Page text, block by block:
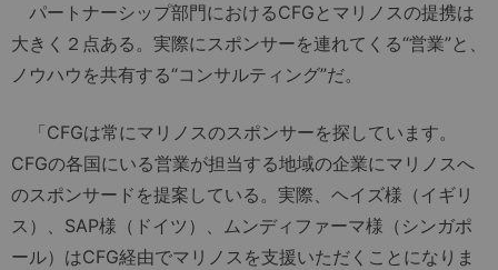
パートナーシップ部門におけるCFGとマリノスの提携は
大きく２点ある。実際にスポンサーを連れてくる“営業”と、
ノウハウを共有する“コンサルティング”だ。
「CFGは常にマリノスのスポンサーを探しています。
CFGの各国にいる営業が担当する地域の企業にマリノスへ
のスポンサードを提案している。実際、ヘイズ様（イギリ
ス）、SAP様（ドイツ）、ムンディファーマ様（シンガポ
ール）はCFG経由でマリノスを支援いただくことになりま